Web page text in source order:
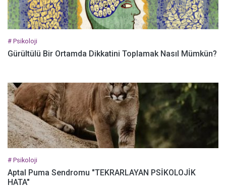
# Psikoloji
Gürültülü Bir Ortamda Dikkatini Toplamak Nasıl Mümkün?
# Psikoloji
Aptal Puma Sendromu "TEKRARLAYAN PSİKOLOJİK
HATA"